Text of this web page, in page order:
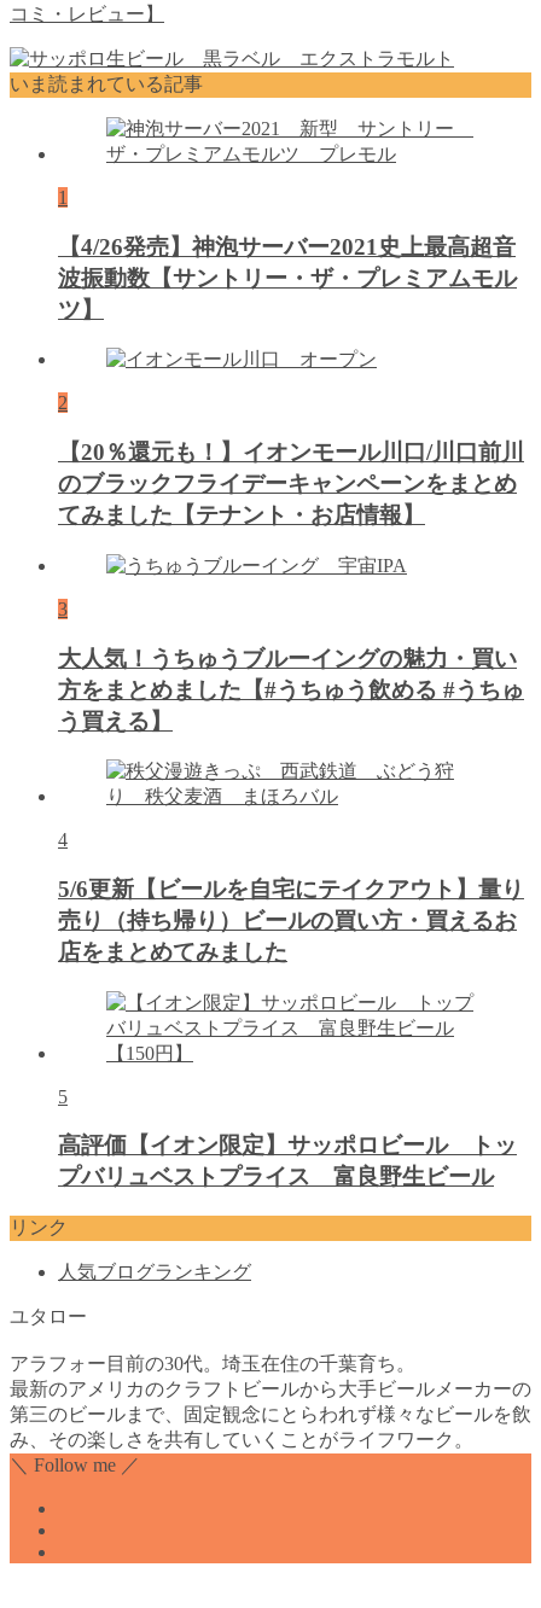
コミ・レビュー】
いま読まれている記事
1
【4/26発売】神泡サーバー2021史上最高超音
波振動数【サントリー・ザ・プレミアムモル
ツ】
2
【20％還元も！】イオンモール川口/川口前川
のブラックフライデーキャンペーンをまとめ
てみました【テナント・お店情報】
3
大人気！うちゅうブルーイングの魅力・買い
方をまとめました【#うちゅう飲める #うちゅ
う買える】
4
5/6更新【ビールを自宅にテイクアウト】量り
売り（持ち帰り）ビールの買い方・買えるお
店をまとめてみました
5
高評価【イオン限定】サッポロビール トッ
プバリュベストプライス 富良野生ビール
リンク
人気ブログランキング
ユタロー
アラフォー目前の30代。埼玉在住の千葉育ち。
最新のアメリカのクラフトビールから大手ビールメーカーの
第三のビールまで、固定観念にとらわれず様々なビールを飲
み、その楽しさを共有していくことがライフワーク。
＼ Follow me ／